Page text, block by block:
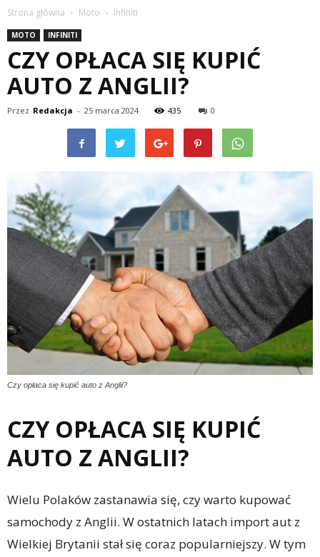
Strona główna Moto Infiniti
MOTO INFINITI
CZY OPŁACA SIĘ KUPIĆ
AUTO Z ANGLII?
Przez Redakcja - 25 marca 2024 435 0
Czy opłaca się kupić auto z Anglii?
CZY OPŁACA SIĘ KUPIĆ
AUTO Z ANGLII?
Wielu Polaków zastanawia się, czy warto kupować
samochody z Anglii. W ostatnich latach import aut z
Wielkiej Brytanii stał się coraz popularniejszy. W tym